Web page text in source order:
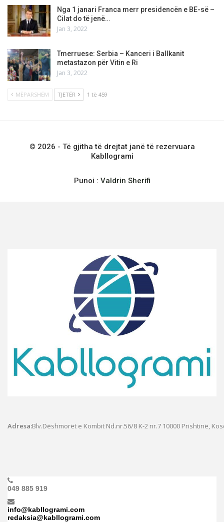
Nga 1 janari Franca merr presidencën e BE-së –
Cilat do të jenë…
Jan 3, 2022
Tmerruese: Serbia – Kanceri i Ballkanit
metastazon për Vitin e Ri
Jan 3, 2022
MËPARSHËM TJETËR 1 të 459
© 2026 - Të gjitha të drejtat janë të rezervuara
Kabllogrami
Punoi : Valdrin Sherifi
Adresa:Blv.Dëshmorët e Kombit Nd.nr.56/8 K-2 nr.7 10000 Prishtinë,
049 885 919
info@kabllogrami.com
redaksia@kabllogrami.com